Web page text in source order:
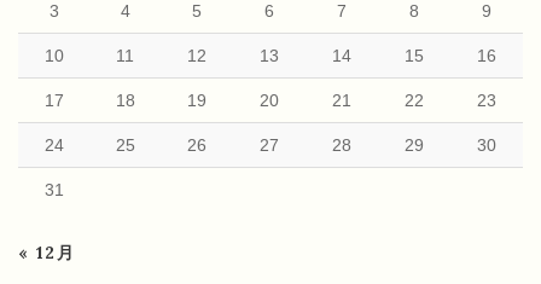
3 4 5 6 7 8 9
10 11 12 13 14 15 16
17 18 19 20 21 22 23
24 25 26 27 28 29 30
31
« 12月